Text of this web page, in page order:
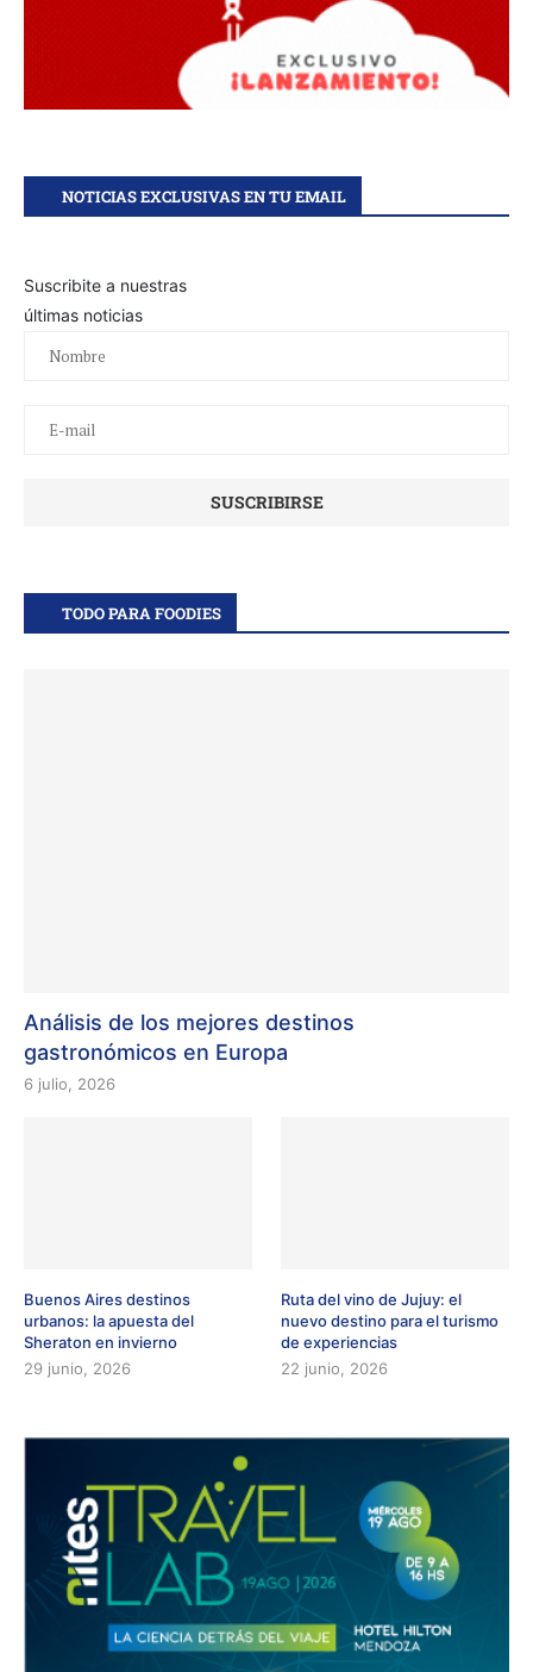
NOTICIAS EXCLUSIVAS EN TU EMAIL
Suscribite a nuestras
últimas noticias
TODO PARA FOODIES
Análisis de los mejores destinos
gastronómicos en Europa
6 julio, 2026
Buenos Aires destinos
urbanos: la apuesta del
Sheraton en invierno
29 junio, 2026
Ruta del vino de Jujuy: el
nuevo destino para el turismo
de experiencias
22 junio, 2026